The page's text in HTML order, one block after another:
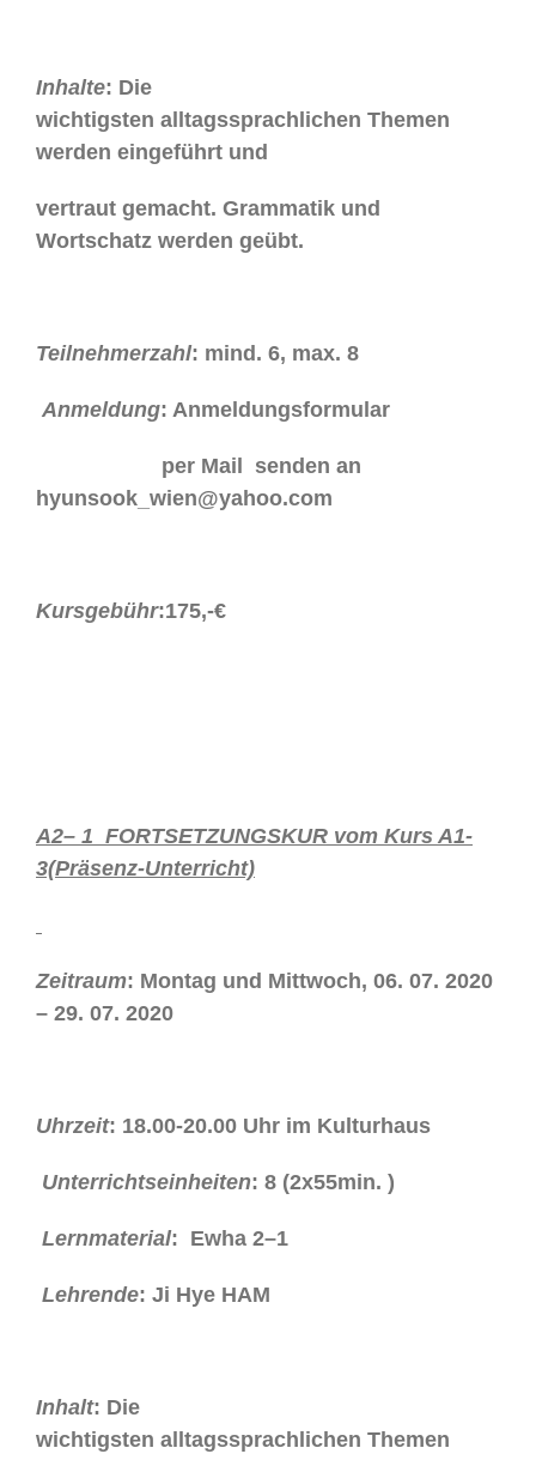
Inhalte: Die
wichtigsten alltagssprachlichen Themen
werden eingeführt und
vertraut gemacht. Grammatik und
Wortschatz werden geübt.
Teilnehmerzahl: mind. 6, max. 8
Anmeldung: Anmeldungsformular
per Mail senden an
hyunsook_wien@yahoo.com
Kursgebühr:175,-€
A2– 1 FORTSETZUNGSKUR vom Kurs A1-
3(Präsenz-Unterricht)
Zeitraum: Montag und Mittwoch, 06. 07. 2020
– 29. 07. 2020
Uhrzeit: 18.00-20.00 Uhr im Kulturhaus
Unterrichtseinheiten: 8 (2x55min. )
Lernmaterial: Ewha 2–1
Lehrende: Ji Hye HAM
Inhalt: Die
wichtigsten alltagssprachlichen Themen